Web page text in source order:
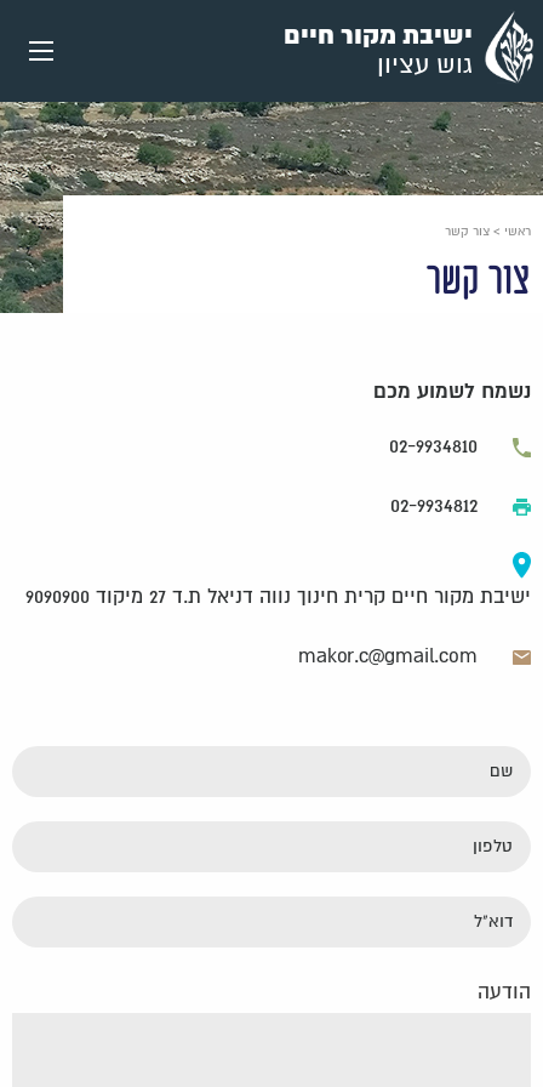
עבור
אל
תוכן
העמוד
ישיבת מקור חיים
גוש עציון
ראשי > צור קשר
צור קשר
נשמח לשמוע מכם
02-9934810
02-9934812
ישיבת מקור חיים קרית חינוך נווה דניאל ת.ד 27 מיקוד 9090900
makor.c@gmail.com
שם
טלפון
דוא"ל
הודעה